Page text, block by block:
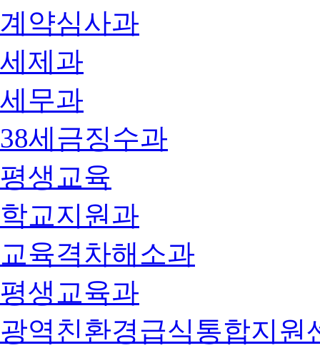
계약심사과
세제과
세무과
38세금징수과
평생교육
학교지원과
교육격차해소과
평생교육과
광역친환경급식통합지원